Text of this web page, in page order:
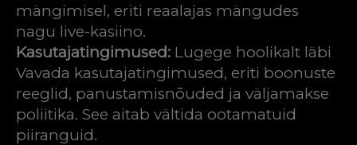
mängimisel, eriti reaalajas mängudes
nagu live-kasiino.
Kasutajatingimused: Lugege hoolikalt läbi
Vavada kasutajatingimused, eriti boonuste
reeglid, panustamisnõuded ja väljamakse
poliitika. See aitab vältida ootamatuid
piiranguid.